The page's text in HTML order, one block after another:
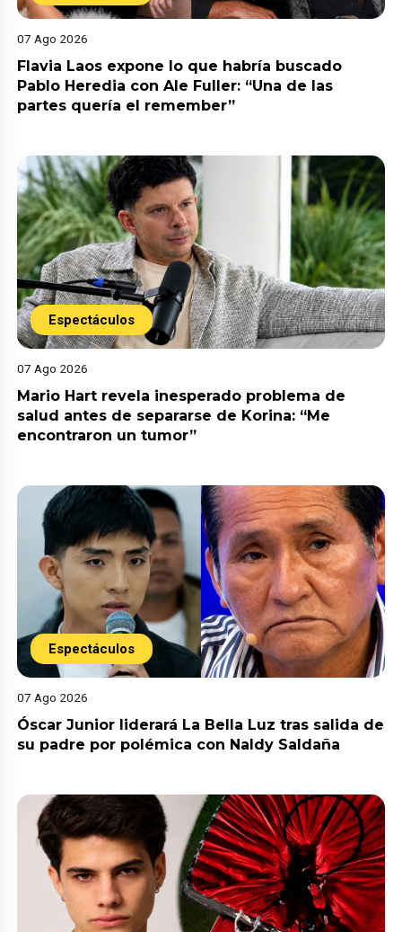
07 Ago 2026
Flavia Laos expone lo que habría buscado
Pablo Heredia con Ale Fuller: “Una de las
partes quería el remember”
Espectáculos
07 Ago 2026
Mario Hart revela inesperado problema de
salud antes de separarse de Korina: “Me
encontraron un tumor”
Espectáculos
07 Ago 2026
Óscar Junior liderará La Bella Luz tras salida de
su padre por polémica con Naldy Saldaña